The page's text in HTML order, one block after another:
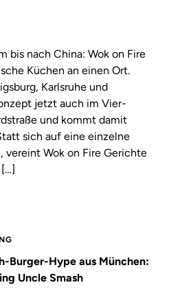
bis nach China: Wok on Fire
Küchen an einen Ort.
Karlsruhe und
jetzt auch im Vier-
und kommt damit
sich auf eine einzelne
vereint Wok on Fire Gerichte
[…]
Burger-Hype aus München:
Uncle Smash